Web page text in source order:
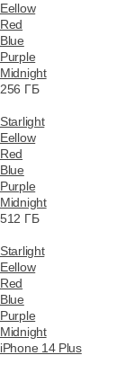
Eellow
Red
Blue
Purple
Midnight
256 ГБ
Starlight
Eellow
Red
Blue
Purple
Midnight
512 ГБ
Starlight
Eellow
Red
Blue
Purple
Midnight
iPhone 14 Plus